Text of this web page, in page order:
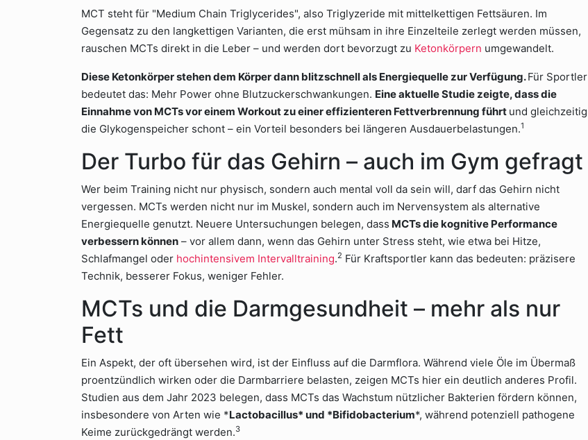
MCT steht für "Medium Chain Triglycerides", also Triglyzeride mit mittelkettigen Fettsäuren. Im
Gegensatz zu den langkettigen Varianten, die erst mühsam in ihre Einzelteile zerlegt werden müssen,
rauschen MCTs direkt in die Leber – und werden dort bevorzugt zu Ketonkörpern umgewandelt.
Diese Ketonkörper stehen dem Körper dann blitzschnell als Energiequelle zur Verfügung.Für Sportler
bedeutet das: Mehr Power ohne Blutzuckerschwankungen. Eine aktuelle Studie zeigte, dass die
Einnahme von MCTs vor einem Workout zu einer effizienteren Fettverbrennung führt und gleichzeitig
die Glykogenspeicher schont – ein Vorteil besonders bei längeren Ausdauerbelastungen.1
Der Turbo für das Gehirn – auch im Gym gefragt
Wer beim Training nicht nur physisch, sondern auch mental voll da sein will, darf das Gehirn nicht
vergessen. MCTs werden nicht nur im Muskel, sondern auch im Nervensystem als alternative
Energiequelle genutzt. Neuere Untersuchungen belegen, dass MCTs die kognitive Performance
verbessern können – vor allem dann, wenn das Gehirn unter Stress steht, wie etwa bei Hitze,
Schlafmangel oder hochintensivem Intervalltraining.2 Für Kraftsportler kann das bedeuten: präzisere
Technik, besserer Fokus, weniger Fehler.
MCTs und die Darmgesundheit – mehr als nur
Fett
Ein Aspekt, der oft übersehen wird, ist der Einfluss auf die Darmflora. Während viele Öle im Übermaß
proentzündlich wirken oder die Darmbarriere belasten, zeigen MCTs hier ein deutlich anderes Profil.
Studien aus dem Jahr 2023 belegen, dass MCTs das Wachstum nützlicher Bakterien fördern können,
insbesondere von Arten wie *Lactobacillus* und *Bifidobacterium*, während potenziell pathogene
Keime zurückgedrängt werden.3